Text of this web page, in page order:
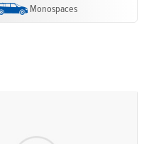
Monospaces